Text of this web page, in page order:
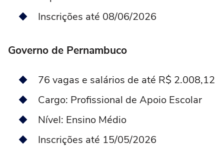
Inscrições até 08/06/2026
Governo de Pernambuco
76 vagas e salários de até R$ 2.008,12
Cargo: Profissional de Apoio Escolar
Nível: Ensino Médio
Inscrições até 15/05/2026